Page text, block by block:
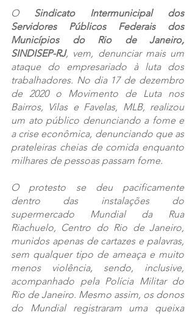
O Sindicato Intermunicipal dos
Servidores Públicos Federais dos
Municípios do Rio de Janeiro,
SINDISEP-RJ, vem, denunciar mais um
ataque do empresariado à luta dos
trabalhadores. No dia 17 de dezembro
de 2020 o Movimento de Luta nos
Bairros, Vilas e Favelas, MLB, realizou
um ato público denunciando a fome e
a crise econômica, denunciando que as
prateleiras cheias de comida enquanto
milhares de pessoas passam fome.
O protesto se deu pacificamente
dentro das instalações do
supermercado Mundial da Rua
Riachuelo, Centro do Rio de Janeiro,
munidos apenas de cartazes e palavras,
sem qualquer tipo de ameaça e muito
menos violência, sendo, inclusive,
acompanhado pela Polícia Militar do
Rio de Janeiro. Mesmo assim, os donos
do Mundial registraram uma queixa